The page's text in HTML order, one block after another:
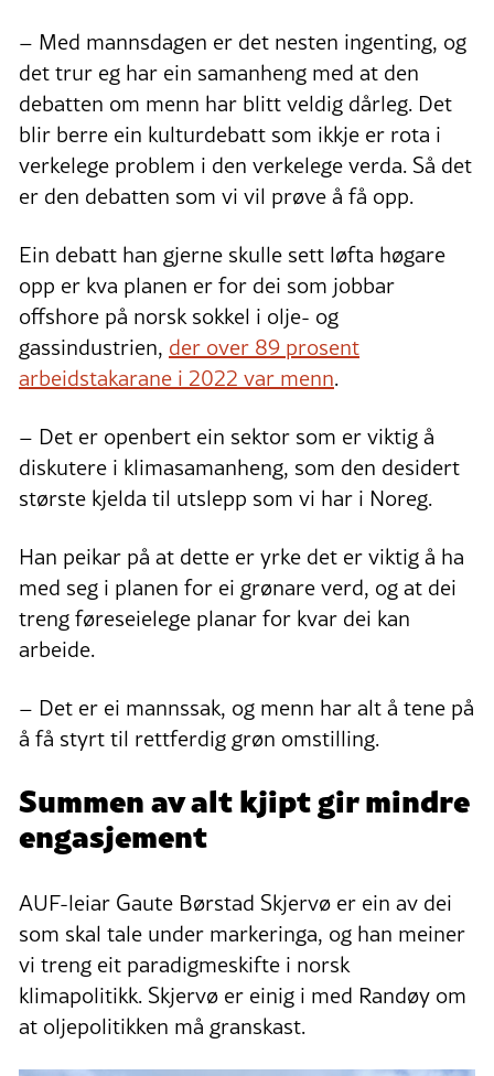
– Med mannsdagen er det nesten ingenting, og
det trur eg har ein samanheng med at den
debatten om menn har blitt veldig dårleg. Det
blir berre ein kulturdebatt som ikkje er rota i
verkelege problem i den verkelege verda. Så det
er den debatten som vi vil prøve å få opp.
Ein debatt han gjerne skulle sett løfta høgare
opp er kva planen er for dei som jobbar
offshore på norsk sokkel i olje- og
gassindustrien, der over 89 prosent
arbeidstakarane i 2022 var menn.
– Det er openbert ein sektor som er viktig å
diskutere i klimasamanheng, som den desidert
største kjelda til utslepp som vi har i Noreg.
Han peikar på at dette er yrke det er viktig å ha
med seg i planen for ei grønare verd, og at dei
treng føreseielege planar for kvar dei kan
arbeide.
– Det er ei mannssak, og menn har alt å tene på
å få styrt til rettferdig grøn omstilling.
Summen av alt kjipt gir mindre
engasjement
AUF-leiar Gaute Børstad Skjervø er ein av dei
som skal tale under markeringa, og han meiner
vi treng eit paradigmeskifte i norsk
klimapolitikk. Skjervø er einig i med Randøy om
at oljepolitikken må granskast.